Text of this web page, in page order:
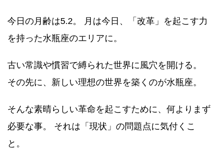
今日の月齢は5.2。 月は今日、「改革」を起こす力
を持った水瓶座のエリアに。
古い常識や慣習で縛られた世界に風穴を開ける。
その先に、新しい理想の世界を築くのが水瓶座。
そんな素晴らしい革命を起こすために、何よりまず
必要な事。 それは「現状」の問題点に気付くこ
と。